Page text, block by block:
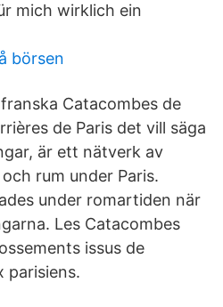
mich wirklich ein
börsen
Catacombes de
de Paris det vill säga
är ett nätverk av
rum under Paris.
under romartiden när
Les Catacombes
issus de
parisiens.